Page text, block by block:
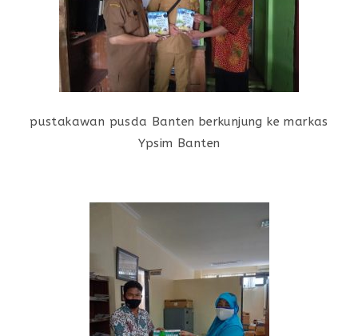
pustakawan pusda Banten berkunjung ke markas
Ypsim Banten